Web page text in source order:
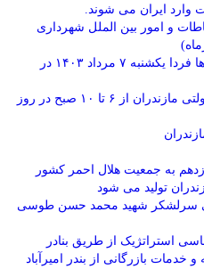
وارد ایران می شوند.
و امور بین الملل شهرداری
تعطیلی مراکز دولتی و بانک ها فردا یکشنبه ۷ مرداد ۱۴۰۳ در
ساعت کار ادارات و مراکز دولتی مازندران از ۶ تا ۱۰ صبح در روز
به جمعیت هلال احمر کشور
تولید می شود
سرلشکر شهید محمد حسن طوسی
استراتژیک از طریق بنادر
خدمات بازرگانی از بندر امیرآباد